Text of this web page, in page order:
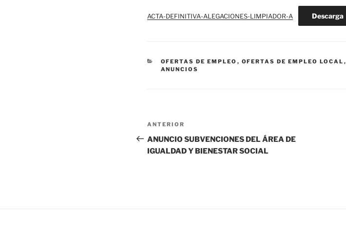
ACTA-DEFINITIVA-ALEGACIONES-LIMPIADOR-A Descarga
CATEGORÍAS
OFERTAS DE EMPLEO , OFERTAS DE EMPLEO LOCAL ,
ANUNCIOS
Navegación
de
entradas
Entrada
anterior:
ANTERIOR
ANUNCIO SUBVENCIONES DEL ÁREA DE
IGUALDAD Y BIENESTAR SOCIAL